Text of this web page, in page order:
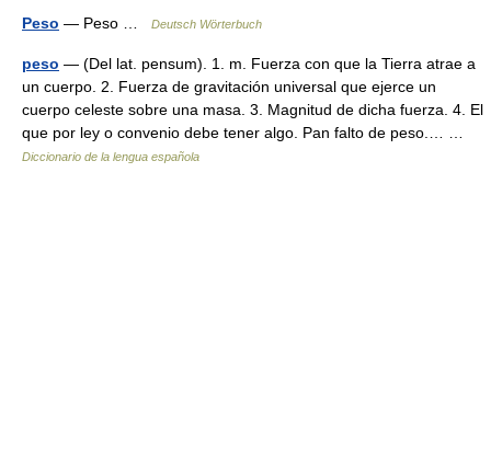
Peso — Peso … Deutsch Wörterbuch
peso — (Del lat. pensum). 1. m. Fuerza con que la Tierra atrae a
un cuerpo. 2. Fuerza de gravitación universal que ejerce un
cuerpo celeste sobre una masa. 3. Magnitud de dicha fuerza. 4. El
que por ley o convenio debe tener algo. Pan falto de peso.… …
Diccionario de la lengua española